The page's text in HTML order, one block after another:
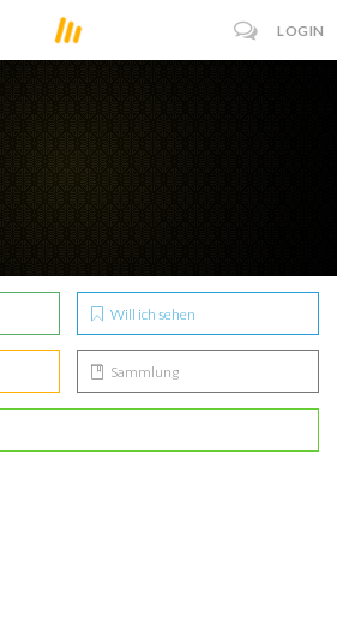
LOGIN
Will ich sehen
Sammlung